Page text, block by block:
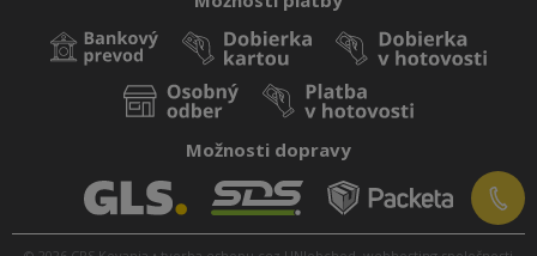
Možnosti dopravy